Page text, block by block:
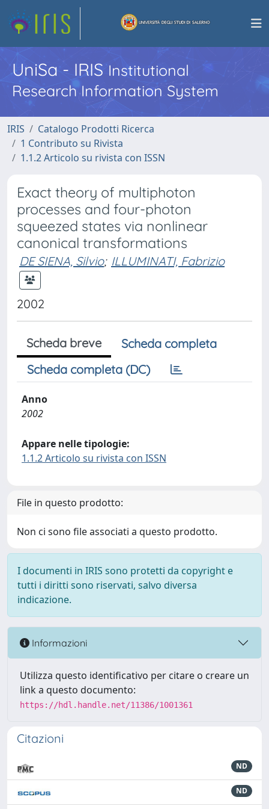
UniSa - IRISInstitutional
Research Information System
IRIS
Catalogo Prodotti Ricerca
1 Contributo su Rivista
1.1.2 Articolo su rivista con ISSN
Exact theory of multiphoton
processes and four-photon
squeezed states via nonlinear
canonical transformations
DE SIENA, Silvio; ILLUMINATI, Fabrizio
2002
Scheda breve
Scheda completa
Scheda completa (DC)
Anno
2002
Appare nelle tipologie:
1.1.2 Articolo su rivista con ISSN
File in questo prodotto:
Non ci sono file associati a questo prodotto.
I documenti in IRIS sono protetti da copyright e
tutti i diritti sono riservati, salvo diversa
indicazione.
Informazioni
Utilizza questo identificativo per citare o creare un
link a questo documento:
https://hdl.handle.net/11386/1001361
Citazioni
ND
ND